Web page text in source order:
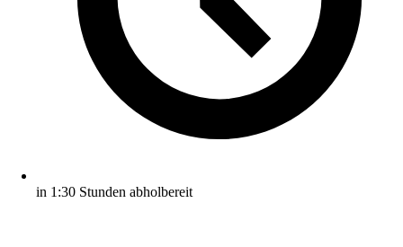
in 1:30 Stunden abholbereit